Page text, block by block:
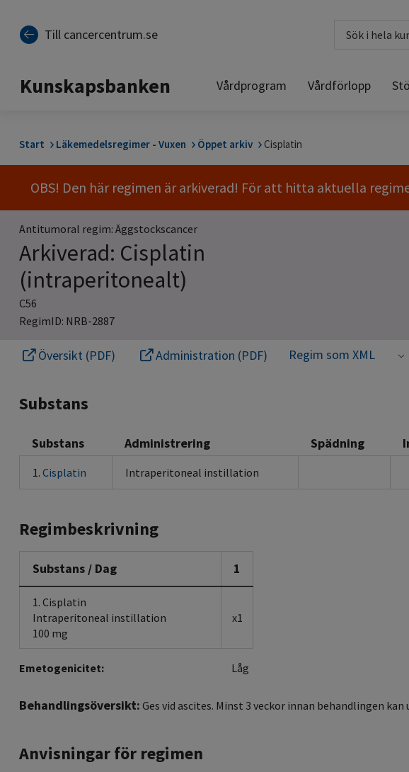
Till cancercentrum.se
Kunskapsbanken Vårdprogram Vårdförlopp
Start Läkemedelsregimer - Vuxen Öppet arkiv Cisplatin
OBS! Den här regimen är arkiverad! För att hitta aktuella
Antitumoral regim: Äggstockscancer
Arkiverad: Cisplatin
(intraperitonealt)
C56
RegimID: NRB-2887
Översikt (PDF) Administration (PDF) Regim som XML
Substans
Substans Administrering Spädning
1. Cisplatin Intraperitoneal instillation
Regimbeskrivning
Substans / Dag 1
1. Cisplatin
Intraperitoneal instillation
100 mg
x1
Emetogenicitet: Låg
Behandlingsöversikt: Ges vid ascites. Minst 3 veckor innan behandlingen kan
Anvisningar för regimen